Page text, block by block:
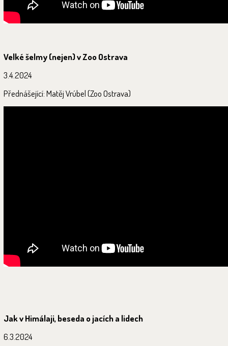
Velké šelmy (nejen) v Zoo Ostrava
3.4.2024
Přednášející: Matěj Vrúbel (Zoo Ostrava)
Jak v Himálaji, beseda o jacích a lidech
6.3.2024